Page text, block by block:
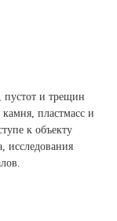
пустот и трещин
пластмасс и
к объекту
исследования